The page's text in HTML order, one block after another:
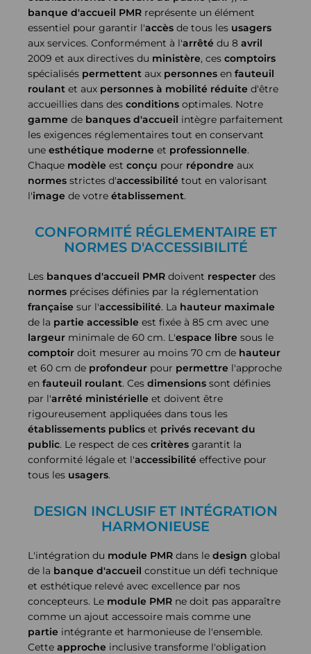
banque d'accueil PMR représente un élément
essentiel pour garantir l'accès de tous les usagers
aux services. Conformément à l'arrêté du 8 avril
2009 et aux directives du ministère, ces comptoirs
spécialisés permettent aux personnes en fauteuil
roulant et aux personnes à mobilité réduite d'être
accueillies dans des conditions optimales. Notre
gamme de banques d'accueil intègre parfaitement
les exigences réglementaires tout en conservant
une esthétique moderne et professionnelle.
Chaque modèle est conçu pour répondre aux
normes strictes d'accessibilité tout en valorisant
l'image de votre établissement.
CONFORMITÉ RÉGLEMENTAIRE ET
NORMES D'ACCESSIBILITÉ
Les banques d'accueil PMR doivent respecter des
normes précises définies par la réglementation
française sur l'accessibilité. La hauteur maximale
de la partie accessible est fixée à 85 cm avec une
largeur minimale de 60 cm. L'espace libre sous le
comptoir doit mesurer au moins 70 cm de hauteur
et 60 cm de profondeur pour permettre l'approche
en fauteuil roulant. Ces dimensions sont définies
par l'arrêté ministérielle et doivent être
rigoureusement appliquées dans tous les
établissements publics et privés recevant du
public. Le respect de ces critères garantit la
conformité légale et l'accessibilité effective pour
tous les usagers.
DESIGN INCLUSIF ET INTÉGRATION
HARMONIEUSE
L'intégration du module PMR dans le design global
de la banque d'accueil constitue un défi technique
et esthétique relevé avec excellence par nos
concepteurs. Le module PMR ne doit pas apparaître
comme un ajout accessoire mais comme une
partie intégrante et harmonieuse de l'ensemble.
Cette approche inclusive transforme l'obligation